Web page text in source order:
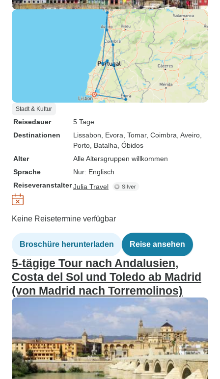
Stadt & Kultur
Reisedauer
5 Tage
Destinationen
Lissabon , Evora , Tomar, Coimbra , Aveiro
Porto , Batalha , Óbidos
Alter
Alle Altersgruppen willkommen
Sprache
Nur: Englisch
ReiseveranstalterJulia Travel
Keine Reisetermine verfügbar
Broschüre herunterladen Reise ansehen
5-tägige Tour nach Andalusien,
Costa del Sol und Toledo ab Madrid
(von Madrid nach Torremolinos)